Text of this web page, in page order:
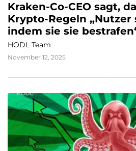
Kraken-Co-CEO sagt,
Krypto-Regeln „Nutzer
indem sie sie
HODL Team
November 12, 2025